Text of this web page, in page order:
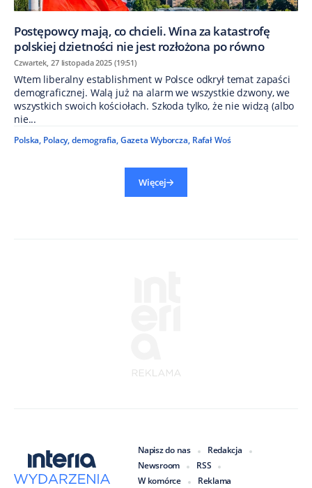
Postępowcy mają, co chcieli. Wina za katastrofę
polskiej dzietności nie jest rozłożona po równo
Czwartek, 27 listopada 2025 (19:51)
Wtem liberalny establishment w Polsce odkrył temat zapaści
demograficznej. Walą już na alarm we wszystkie dzwony, we
wszystkich swoich kościołach. Szkoda tylko, że nie widzą (albo
nie...
Polska, Polacy,demografia,Gazeta Wyborcza, Rafał Woś
Więcej
Napisz do nas
Redakcja
Newsroom
RSS
W komórce
Reklama